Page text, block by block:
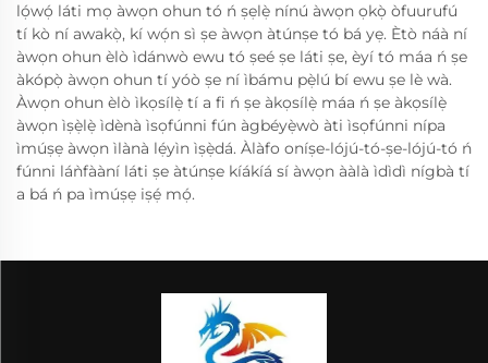
lọ́wọ́ láti mọ àwọn ohun tó ń ṣẹlẹ̀ nínú àwọn ọkọ̀ òfuurufú
tí kò ní awakọ̀, kí wọ́n sì ṣe àwọn àtúnṣe tó bá yẹ. Ètò náà ní
àwọn ohun èlò ìdánwò ewu tó ṣeé ṣe láti ṣe, èyí tó máa ń ṣe
àkópọ̀ àwọn ohun tí yóò ṣe ní ìbámu pẹ̀lú bí ewu ṣe lè wà.
Àwọn ohun èlò ìkọsílẹ̀ tí a fi ń ṣe àkọsílẹ̀ máa ń ṣe àkọsílẹ̀
àwọn ìṣẹ̀lẹ̀ ìdènà ìsọfúnni fún àgbéyẹ̀wò àti ìsọfúnni nípa
ìmúṣẹ àwọn ìlànà lẹ́yìn ìṣẹ̀dá. Àlàfo oníṣe-lójú-tó-ṣe-lójú-tó ń
fúnni láǹfààní láti ṣe àtúnṣe kíákíá sí àwọn ààlà ìdìdì nígbà tí
a bá ń pa ìmúṣẹ iṣẹ́ mọ́.